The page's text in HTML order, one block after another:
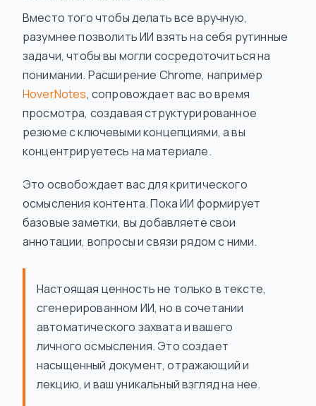
Вместо того чтобы делать все вручную,
разумнее позволить ИИ взять на себя рутинные
задачи, чтобы вы могли сосредоточиться на
понимании. Расширение Chrome, например
HoverNotes, сопровождает вас во время
просмотра, создавая структурированное
резюме с ключевыми концепциями, а вы
концентрируетесь на материале.
Это освобождает вас для критического
осмысления контента. Пока ИИ формирует
базовые заметки, вы добавляете свои
аннотации, вопросы и связи рядом с ними.
Настоящая ценность не только в тексте,
сгенерированном ИИ, но в сочетании
автоматического захвата и вашего
личного осмысления. Это создает
насыщенный документ, отражающий и
лекцию, и ваш уникальный взгляд на нее.